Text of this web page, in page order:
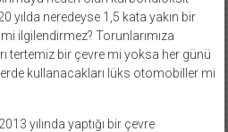
yılda neredeyse 1,5 kata yakın bir
ilgilendirmez? Torunlarımıza
tertemiz bir çevre mi yoksa her günü
kullanacakları lüks otomobiller mi
yılında yaptığı bir çevre